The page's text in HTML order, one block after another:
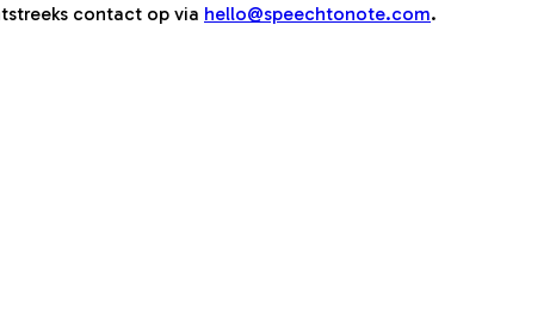
contact op via hello@speechtonote.com.